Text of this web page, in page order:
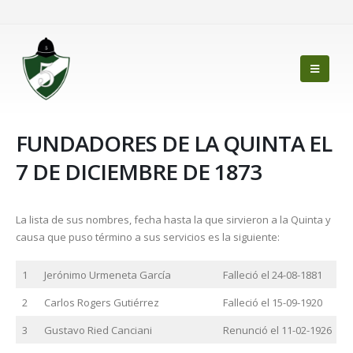
FUNDADORES DE LA QUINTA EL
7 DE DICIEMBRE DE 1873
La lista de sus nombres, fecha hasta la que sirvieron a la Quinta y
causa que puso término a sus servicios es la siguiente:
1 Jerónimo Urmeneta García
Falleció el 24-08-1881
2
Carlos Rogers Gutiérrez
Falleció el 15-09-1920
3
Gustavo Ried Canciani
Renunció el 11-02-1926